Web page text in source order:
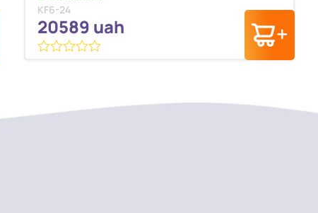
KF6-24
20589 uah